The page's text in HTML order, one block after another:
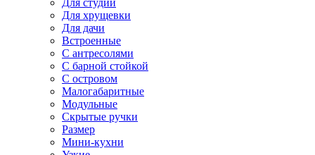
Для студии
Для хрущевки
Для дачи
Встроенные
С антресолями
С барной стойкой
С островом
Малогабаритные
Модульные
Скрытые ручки
Размер
Мини-кухни